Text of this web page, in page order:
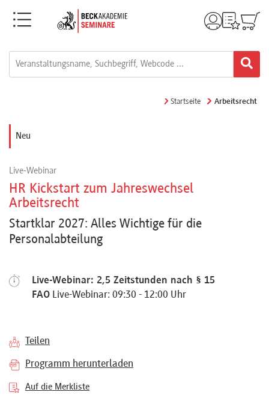
Menü
Webinare
e-
Learnings
Referenten
Startseite Arbeitsrecht
Neu
Live-Webinar
HR Kickstart zum Jahreswechsel
Arbeitsrecht
Startklar 2027: Alles Wichtige für die
Personalabteilung
Live-Webinar: 2,5 Zeitstunden nach § 15
FAO Live-Webinar: 09:30 - 12:00 Uhr
Teilen
Programm herunterladen
Auf die Merkliste